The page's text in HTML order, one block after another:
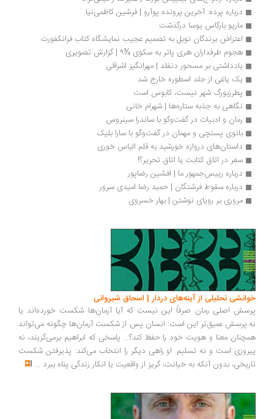
درباره پرده: آخرین پرونده پوآرو | فرشین کاظمی‌نیا
ماریو بارگاس یوسا درگذشت
اعتراض برندگان نوبل به تصمیم عجیب نمایشگاه کتاب فرانکفورت
هجوم طرفداران هری پاتر به سکوی ¾۹ | گزارش تصویری
یادداشتی بر مسحور دنفلد | مهرانگیز اشراقی
یک یاغی از جلد اسطوره خارج شد
پطرزبورگ شهر نیست، کابوس است
نگاهی به جذبه ستاره‌ها | شهرام خانی
رمان و ادبیات در گفت‌وگو با ساندرا سینروس
بانوی پستچی و مهمان در گفت‌وگو با سارا بلیک
داستان‌های دروازه خورشید به قلم الیاس خوری
سفر در اتاق کتابت یا اتاق تحریر؟!
درباره رییس‌جمهور ما | افشین رضاپور
درباره سقوط فرشتگان | حمید رضا امیدی سرور
مروری بر رویای نوشتن | بهار خسروی
تحلیلی از آینه‌های دردار | اسحاق شیروانی
اصلی رمان صرفاً این نیست که آیا آرمان‌ها شکست خورده‌اند یا
عمیق‌تر این است: انسان پس از شکست آرمان‌ها چگونه می‌تواند
معنا و هویت خود را حفظ کند؟... پاسخی که ابراهیم برمی‌گزیند، نه
است و نه تسلیم. او راهی دیگر را انتخاب می‌کند: پذیرفتن شکست
بدون آنکه به خیانت، گریز از واقعیت یا انکار زندگی پناه ببرد...